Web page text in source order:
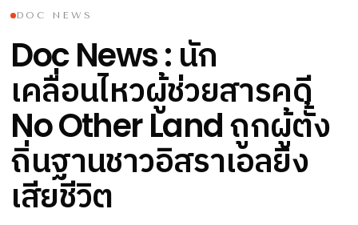
DOC NEWS
Doc News : นัก
เคลื่อนไหวผู้ช่วยสารคดี
No Other Landถูกผู้ตั้ง
ถิ่นฐานชาวอิสราเอลยิง
เสียชีวิต